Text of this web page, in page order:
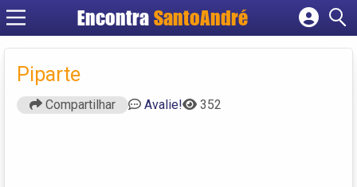
Encontra SantoAndré
Cadastrar empresa
Piparte
Compartilhar Avalie! 352